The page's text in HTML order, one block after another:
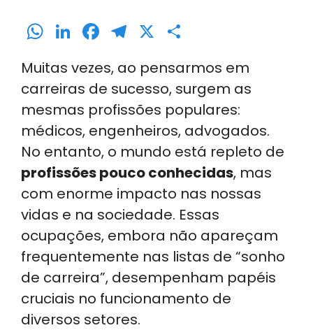
W
a
ts
A
p
p
Li
k
e
dI
n
F
c
e
b
o
o
k
T
e
gr
a
m
X
ar
e
Muitas vezes, ao pensarmos em
carreiras de sucesso, surgem as
mesmas profissões populares:
médicos, engenheiros, advogados.
No entanto, o mundo está repleto de
profissões pouco conhecidas, mas
com enorme impacto nas nossas
vidas e na sociedade. Essas
ocupações, embora não apareçam
frequentemente nas listas de “sonho
de carreira”, desempenham papéis
cruciais no funcionamento de
diversos setores.